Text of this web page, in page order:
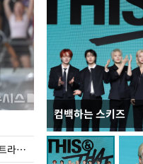
삼성전자, 7일부터 갤럭시 Z 폴드8 울트라·폴드8·플립8 출시
컴백하는 스키즈
입추 하루 앞둔 전
폭염